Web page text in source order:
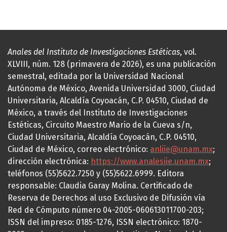
Anales del Instituto de Investigaciones Estéticas, vol.
XLVIII, núm. 128 (primavera de 2026), es una publicación
semestral, editada por la Universidad Nacional
Autónoma de México, Avenida Universidad 3000, Ciudad
Universitaria, Alcaldía Coyoacán, C.P. 04510, Ciudad de
México, a través del Instituto de Investigaciones
Estéticas, Circuito Maestro Mario de la Cueva s/n,
Ciudad Universitaria, Alcaldía Coyoacán, C.P. 04510,
Ciudad de México, correo electrónico: anliie@unam.mx;
dirección electrónica: https://www.analesiie.unam.mx;
teléfonos (55)5622.7250 y (55)5622.6999. Editora
responsable: Claudia Garay Molina. Certificado de
Reserva de Derechos al uso Exclusivo de Difusión vía
Red de Cómputo número 04-2005-060613011700-203;
ISSN del impreso: 0185-1276, ISSN electrónico: 1870-